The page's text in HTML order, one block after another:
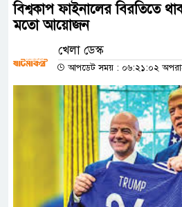
বিশ্বকাপ ফাইনালের বিরতিতে
মতো আয়োজন
খেলা ডেস্ক
আপডেট সময় : ০৬:২১:০২